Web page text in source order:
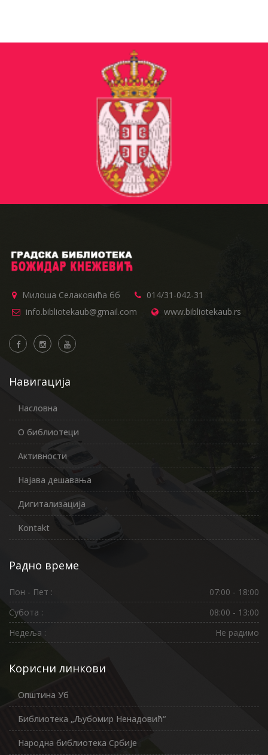
Милоша Селаковића бб
014/31-042-31
info.bibliotekaub@gmail.com
www.bibliotekaub.rs
Навигација
Насловна
О библиотеци
Активности
Најава дешавања
Дигитализација
Kontakt
Радно време
Пон - Пет :
07:00 - 18:00
Субота :
08:00 - 13:00
Недеља :
Не радимо
Корисни линкови
Општина Уб
Библиотека „Љубомир Ненадовић“
Народна библиотека Србије